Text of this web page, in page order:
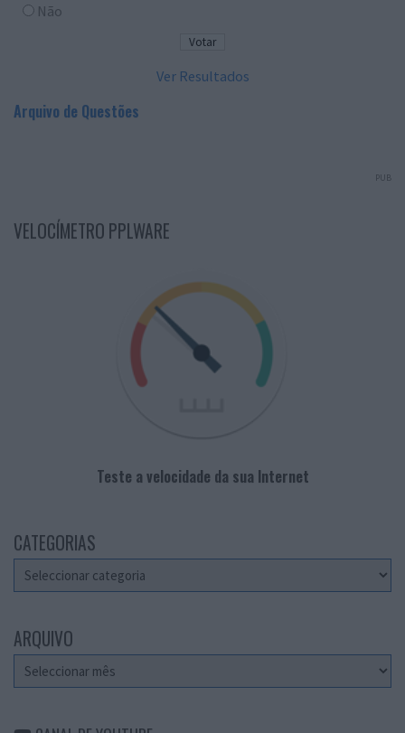
Não
Ver Resultados
Arquivo de Questões
PUB
VELOCÍMETRO PPLWARE
Teste a velocidade da sua Internet
CATEGORIAS
Categorias
ARQUIVO
Arquivo